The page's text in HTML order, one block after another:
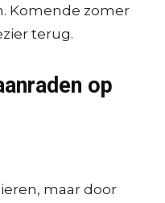
Komende zomer
terug.
op
maar door